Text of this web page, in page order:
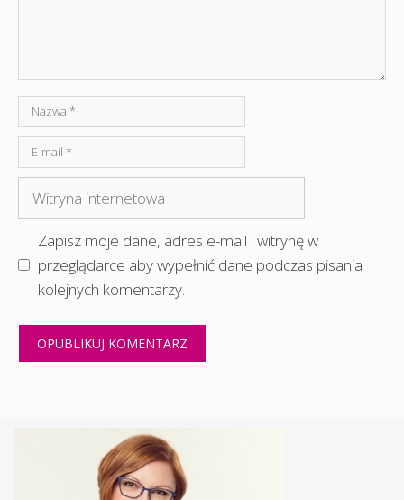
Nazwa
mail
internetowa
Zapisz moje dane, adres e-mail i witrynę w
przeglądarce aby wypełnić dane podczas pisania
kolejnych komentarzy.